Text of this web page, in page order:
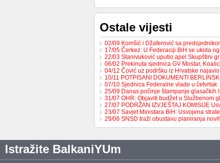
Ostale vijesti
02/09 Komšić i Džaferović sa
17/05 Čerkez: U Federaciji BiH se ukida
22/03 Stanivuković uputio apel Skupštini
06/02 Prekinuta sjednica GV Mostar,
04/12 Čović uz podršku iz Hrvatske
10/11 POTPISANI DOKUMENTI
07/10 Sjednica Federalne vlade u četvrtak
25/09 Danas počinje štampanje glasačkih
31/07 OHR: Objaviti budžet u Službenom
27/07 PODRŽAN IZVJEŠTAJ KOMISIJE
23/07 Savjet Ministara BiH: Usvojena
29/06 SNSD traži obustavu planiranja
Istražite BalkaniYUm